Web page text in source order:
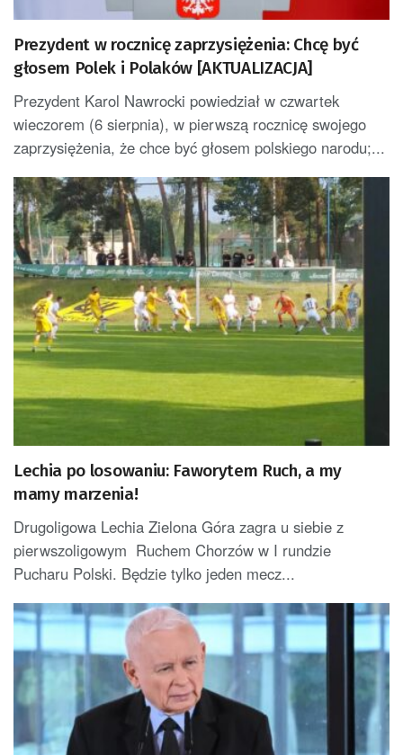
Prezydent w rocznicę zaprzysiężenia: Chcę być
głosem Polek i Polaków [AKTUALIZACJA]
Prezydent Karol Nawrocki powiedział w czwartek
wieczorem (6 sierpnia), w pierwszą rocznicę swojego
zaprzysiężenia, że chce być głosem polskiego narodu;...
Lechia po losowaniu: Faworytem Ruch, a my
mamy marzenia!
Drugoligowa Lechia Zielona Góra zagra u siebie z
pierwszoligowym Ruchem Chorzów w I rundzie
Pucharu Polski. Będzie tylko jeden mecz...